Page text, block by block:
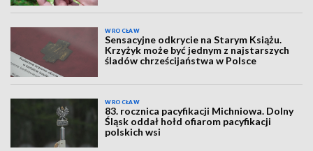
WROCŁAW
Sensacyjne odkrycie na Starym Książu.
Krzyżyk może być jednym z najstarszych
śladów chrześcijaństwa w Polsce
WROCŁAW
83. rocznica pacyfikacji Michniowa. Dolny
Śląsk oddał hołd ofiarom pacyfikacji
polskich wsi